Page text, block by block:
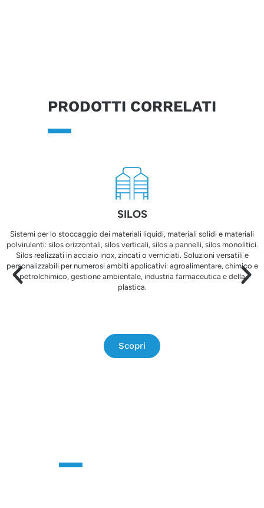
PRODOTTI CORRELATI
SILOS
Sistemi per lo stoccaggio dei materiali liquidi, materiali solidi e materiali
polvirulenti: silos orizzontali, silos verticali, silos a pannelli, silos monolitici.
Silos realizzati in acciaio inox, zincati o verniciati. Soluzioni versatili e
personalizzabili per numerosi ambiti applicativi: agroalimentare, chimico e
petrolchimico, gestione ambientale, industria farmaceutica e della
plastica.
Scopri